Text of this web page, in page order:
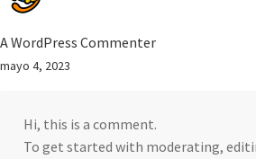
A WordPress Commenter
mayo 4, 2023
Hi, this is a comment.
To get started with moderating,